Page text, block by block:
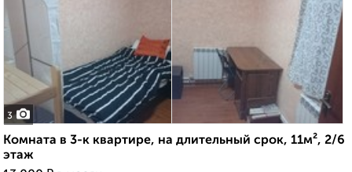
3
Комната в 3-к квартире, на длительный срок, 11м², 2/6
этаж